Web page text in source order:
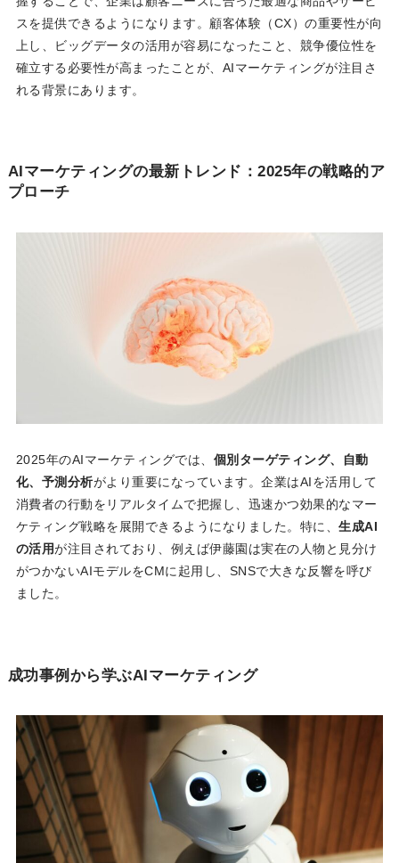
スを提供できるようになります。顧客体験（CX）の重要性が向
上し、ビッグデータの活用が容易になったこと、競争優位性を
確立する必要性が高まったことが、AIマーケティングが注目さ
れる背景にあります。
AIマーケティングの最新トレンド：2025年の戦略的ア
プローチ
2025年のAIマーケティングでは、 個別ターゲティング、自動
化、予測分析がより重要になっています。企業はAIを活用して
消費者の行動をリアルタイムで把握し、迅速かつ効果的なマー
ケティング戦略を展開できるようになりました。特に、生成AI
の活用が注目されており、例えば伊藤園は実在の人物と見分け
がつかないAIモデルをCMに起用し、SNSで大きな反響を呼び
ました。
成功事例から学ぶAIマーケティング